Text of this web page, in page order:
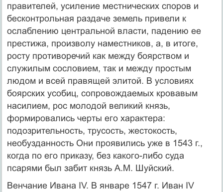
правителей, усиление местнических споров и
бесконтрольная раздаче земель привели к
ослаблению центральной власти, падению ее
престижа, произволу наместников, а, в итоге,
росту противоречий как между боярством и
служилым сословием, так и между простым
людом и всей правящей элитой. В условиях
боярских усобиц, сопровождаемых кровавым
насилием, рос молодой великий князь,
формировались черты его характера:
подозрительность, трусость, жестокость,
необузданность Они проявились уже в 1543 г.,
когда по его приказу, без какого-либо суда
псарями был забит князь А.М. Шуйский.
Венчание Ивана IV. В январе 1547 г. Иван IV